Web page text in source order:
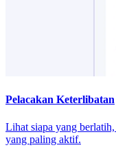
Pelacakan Keterlibatan
Lihat siapa yang
yang paling aktif.